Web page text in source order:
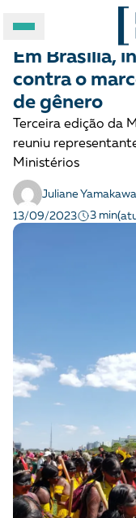
A BRASIL DE
ASSUNTOS
FORMATOS
Apoie a
A [BD] conta as
direitos
esse trabalho
VEJA COMO
POVOS INDÍGENAS
Notícias
Em Brasília,
contra o
de gênero
Terceira edição da
reuniu
Ministérios
Juliane Yamakawa
13/09/2023
3 min